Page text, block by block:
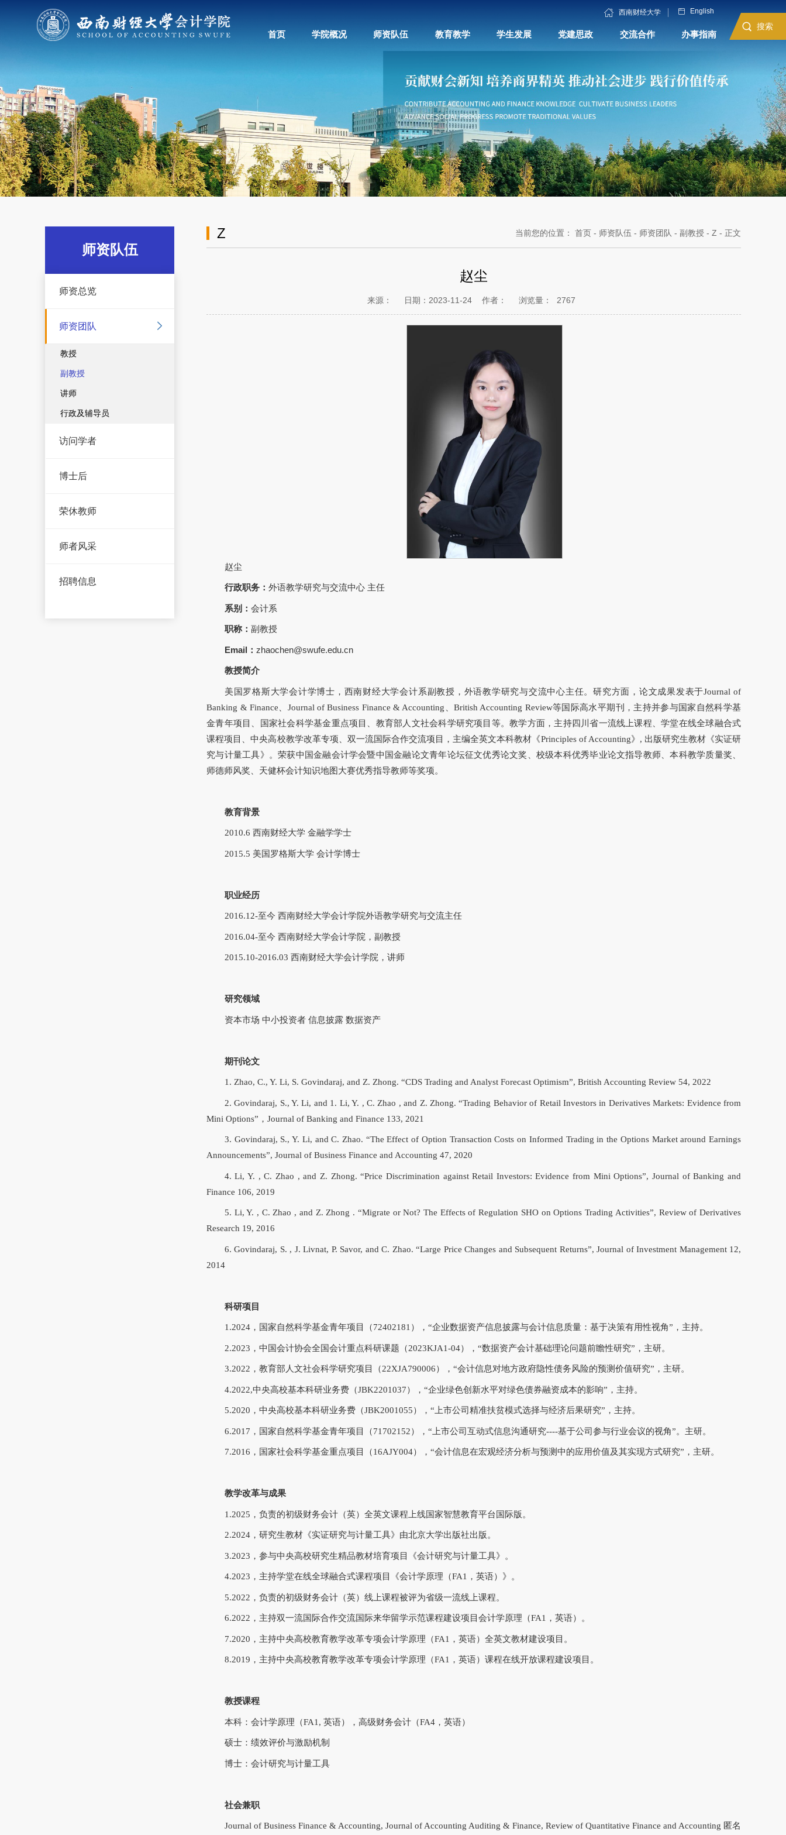
西南财经大学 English
首页 学院概况 师资队伍 教育教学 学生发展 党建思政 交流合作 办事指南
搜索
师资队伍
师资总览
师资团队
教授
副教授
讲师
行政及辅导员
访问学者
博士后
荣休教师
师者风采
招聘信息
Z 当前您的位置： 首页 - 师资队伍 - 师资团队 - 副教授 - Z - 正文
赵尘
来源： 日期：2023-11-24 作者： 浏览量： 2767
赵尘
行政职务： 外语教学研究与交流中心 主任
系别： 会计系
职称： 副教授
Email： zhaochen@swufe.edu.cn
教授简介
美国罗格斯大学会计学博士，西南财经大学会计系副教授，外语教学研究与交流中心主任。研究方面，论文成果发表于Journal of
Banking & Finance、Journal of Business Finance & Accounting、British Accounting Review等国际高水平期刊，主持并参与国家自然科学基
金青年项目、国家社会科学基金重点项目、教育部人文社会科学研究项目等。教学方面，主持四川省一流线上课程、学堂在线全球融合式
课程项目、中央高校教学改革专项、双一流国际合作交流项目，主编全英文本科教材《Principles of Accounting》, 出版研究生教材《实证研
究与计量工具》。荣获中国金融会计学会暨中国金融论文青年论坛征文优秀论文奖、校级本科优秀毕业论文指导教师、本科教学质量奖、
师德师风奖、天健杯会计知识地图大赛优秀指导教师等奖项。
教育背景
2010.6 西南财经大学 金融学学士
2015.5 美国罗格斯大学 会计学博士
职业经历
2016.12-至今 西南财经大学会计学院外语教学研究与交流主任
2016.04-至今 西南财经大学会计学院，副教授
2015.10-2016.03 西南财经大学会计学院，讲师
研究领域
资本市场 中小投资者 信息披露 数据资产
期刊论文
1. Zhao, C., Y. Li, S. Govindaraj, and Z. Zhong. “CDS Trading and Analyst Forecast Optimism”, British Accounting Review 54, 2022
2. Govindaraj, S., Y. Li, and 1. Li, Y. , C. Zhao , and Z. Zhong. “Trading Behavior of Retail Investors in Derivatives Markets: Evidence from
Mini Options”，Journal of Banking and Finance 133, 2021
3. Govindaraj, S., Y. Li, and C. Zhao. “The Effect of Option Transaction Costs on Informed Trading in the Options Market around Earnings
Announcements”, Journal of Business Finance and Accounting 47, 2020
4. Li, Y. , C. Zhao , and Z. Zhong. “Price Discrimination against Retail Investors: Evidence from Mini Options”, Journal of Banking and
Finance 106, 2019
5. Li, Y. , C. Zhao , and Z. Zhong . “Migrate or Not? The Effects of Regulation SHO on Options Trading Activities”, Review of Derivatives
Research 19, 2016
6. Govindaraj, S. , J. Livnat, P. Savor, and C. Zhao. “Large Price Changes and Subsequent Returns”, Journal of Investment Management 12,
2014
科研项目
1.2024，国家自然科学基金青年项目（72402181），“企业数据资产信息披露与会计信息质量：基于决策有用性视角”，主持。
2.2023，中国会计协会全国会计重点科研课题（2023KJA1-04），“数据资产会计基础理论问题前瞻性研究”，主研。
3.2022，教育部人文社会科学研究项目（22XJA790006），“会计信息对地方政府隐性债务风险的预测价值研究”，主研。
4.2022,中央高校基本科研业务费（JBK2201037），“企业绿色创新水平对绿色债券融资成本的影响”，主持。
5.2020，中央高校基本科研业务费（JBK2001055），“上市公司精准扶贫模式选择与经济后果研究”，主持。
6.2017，国家自然科学基金青年项目（71702152），“上市公司互动式信息沟通研究----基于公司参与行业会议的视角”。主研。
7.2016，国家社会科学基金重点项目（16AJY004），“会计信息在宏观经济分析与预测中的应用价值及其实现方式研究”，主研。
教学改革与成果
1.2025，负责的初级财务会计（英）全英文课程上线国家智慧教育平台国际版。
2.2024，研究生教材《实证研究与计量工具》由北京大学出版社出版。
3.2023，参与中央高校研究生精品教材培育项目《会计研究与计量工具》。
4.2023，主持学堂在线全球融合式课程项目《会计学原理（FA1，英语）》。
5.2022，负责的初级财务会计（英）线上课程被评为省级一流线上课程。
6.2022，主持双一流国际合作交流国际来华留学示范课程建设项目会计学原理（FA1，英语）。
7.2020，主持中央高校教育教学改革专项会计学原理（FA1，英语）全英文教材建设项目。
8.2019，主持中央高校教育教学改革专项会计学原理（FA1，英语）课程在线开放课程建设项目。
教授课程
本科：会计学原理（FA1, 英语），高级财务会计（FA4，英语）
硕士：绩效评价与激励机制
博士：会计研究与计量工具
社会兼职
Journal of Business Finance & Accounting, Journal of Accounting Auditing & Finance, Review of Quantitative Finance and Accounting 匿名